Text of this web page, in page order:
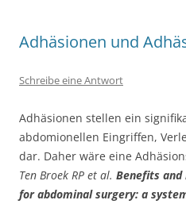
Adhäsionen und
Schreibe eine Antwort
Adhäsionen stellen ein
abdomionellen Eingriffen,
dar. Daher wäre eine
Ten Broek RP et al. Benefits and
for abdominal surgery: a